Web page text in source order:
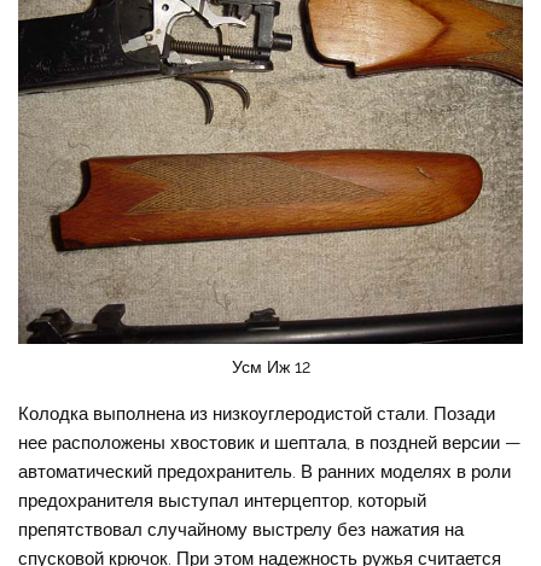
Усм Иж 12
Колодка выполнена из низкоуглеродистой стали. Позади
нее расположены хвостовик и шептала, в поздней версии —
автоматический предохранитель. В ранних моделях в роли
предохранителя выступал интерцептор, который
препятствовал случайному выстрелу без нажатия на
спусковой крючок. При этом надежность ружья считается